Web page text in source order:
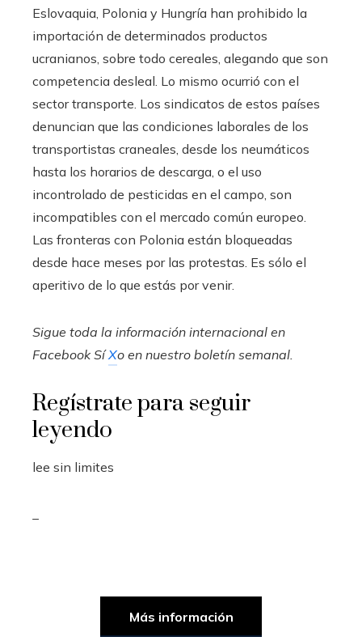
Eslovaquia, Polonia y Hungría han prohibido la
importación de determinados productos
ucranianos, sobre todo cereales, alegando que son
competencia desleal. Lo mismo ocurrió con el
sector transporte. Los sindicatos de estos países
denuncian que las condiciones laborales de los
transportistas craneales, desde los neumáticos
hasta los horarios de descarga, o el uso
incontrolado de pesticidas en el campo, son
incompatibles con el mercado común europeo.
Las fronteras con Polonia están bloqueadas
desde hace meses por las protestas. Es sólo el
aperitivo de lo que estás por venir.
Sigue toda la información internacional en
FacebookSíXo en nuestro boletín semanal.
Regístrate para seguir
leyendo
lee sin limites
Más información